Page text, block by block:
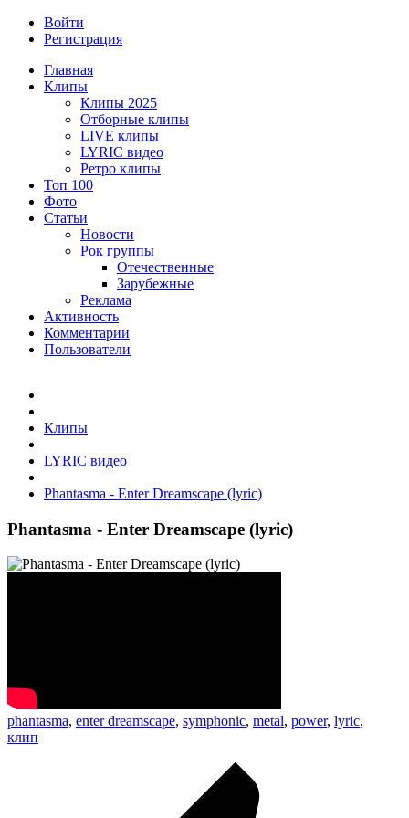
Войти
Регистрация
Главная
Клипы
Клипы 2025
Отборные клипы
LIVE клипы
LYRIC видео
Ретро клипы
Топ 100
Фото
Статьи
Новости
Рок группы
Отечественные
Зарубежные
Реклама
Активность
Комментарии
Пользователи
Клипы
LYRIC видео
Phantasma - Enter Dreamscape (lyric)
Phantasma - Enter Dreamscape (lyric)
phantasma, enter dreamscape, symphonic, metal, power, lyric,
клип